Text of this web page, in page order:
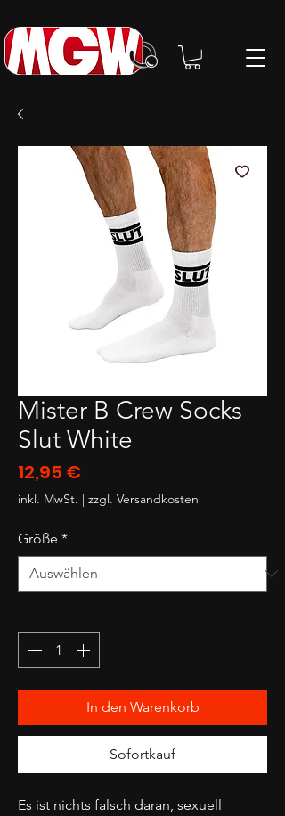
Mister B Crew Socks
Slut White
12,95 €
inkl. MwSt. | zzgl. Versandkosten
Größe *
In den Warenkorb
Sofortkauf
Es ist nichts falsch daran, sexuell